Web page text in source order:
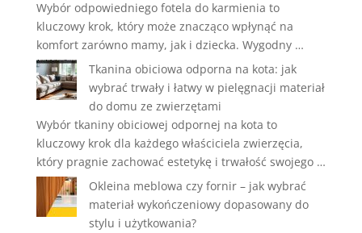
Wybór odpowiedniego fotela do karmienia to
kluczowy krok, który może znacząco wpłynąć na
komfort zarówno mamy, jak i dziecka. Wygodny …
Tkanina obiciowa odporna na kota: jak
wybrać trwały i łatwy w pielęgnacji materiał
do domu ze zwierzętami
Wybór tkaniny obiciowej odpornej na kota to
kluczowy krok dla każdego właściciela zwierzęcia,
który pragnie zachować estetykę i trwałość swojego …
Okleina meblowa czy fornir – jak wybrać
materiał wykończeniowy dopasowany do
stylu i użytkowania?